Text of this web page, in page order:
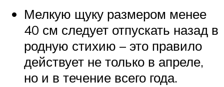
Мелкую щуку размером менее
40 см следует отпускать назад в
родную стихию – это правило
действует не только в апреле,
но и в течение всего года.